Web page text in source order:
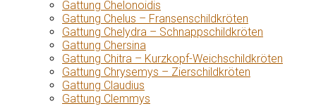
Gattung Chelonoidis
Gattung Chelus – Fransenschildkröten
Gattung Chelydra – Schnappschildkröten
Gattung Chersina
Gattung Chitra – Kurzkopf-Weichschildkröten
Gattung Chrysemys – Zierschildkröten
Gattung Claudius
Gattung Clemmys